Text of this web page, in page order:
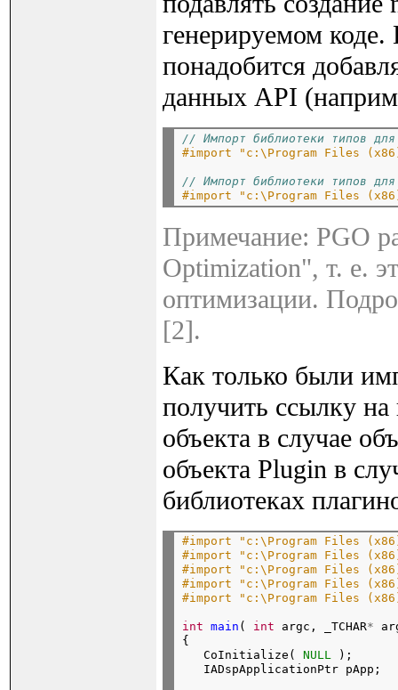
генерируемом коде.
понадобится
данных API
// Импорт библиотеки типов
#import "c:\Program Files
// Импорт библиотеки типов для
#import "c:\Program Files
Примечание: PGO
Optimization", т. е.
оптимизации.
[2].
Как только были
получить ссылку
объекта в случае
объекта Plugin в
библиотеках
#import "c:\Program Files
#import "c:\Program Files
#import "c:\Program Files
#import "c:\Program Files
#import "c:\Program Files
int main ( int argc, _TCHAR*
{
   CoInitialize(
NULL );